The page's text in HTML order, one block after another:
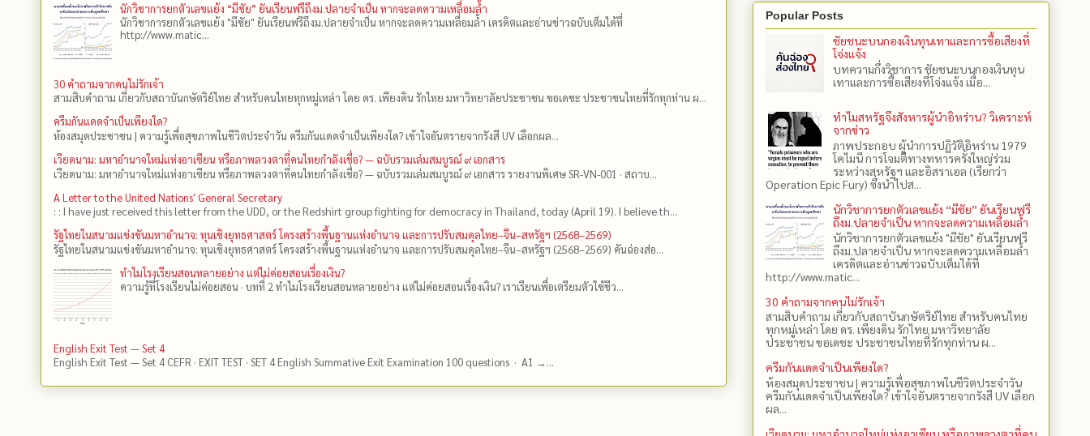
นักวิชาการยกตัวเลขแย้ง “มีชัย” ยันเรียนฟรีถึงม.ปลายจำเป็น หากจะลดความเหลื่อมล้ำ
นักวิชาการยกตัวเลขแย้ง "มีชัย" ยันเรียนฟรีถึงม.ปลายจำเป็น หากจะลดความเหลื่อมล้ำ เครดิตและอ่านข่าวฉบับเต็มได้ที่
http://www.matic...
30 คำถามจากคนไม่รักเจ้า
สามสิบคำถาม เกี่ยวกับสถาบันกษัตริย์ไทย สำหรับคนไทยทุกหมู่เหล่า โดย ดร.​ เพียงดิน รักไทย มหาวิทยาลัยประชาชน ขอเดชะ ประชาชนไทยที่รักทุกท่าน ผ...
ครีมกันแดดจำเป็นเพียงใด?
ห้องสมุดประชาชน | ความรู้เพื่อสุขภาพในชีวิตประจำวัน ครีมกันแดดจำเป็นเพียงใด? เข้าใจอันตรายจากรังสี UV เลือกผล...
เวียดนาม: มหาอำนาจใหม่แห่งอาเซียน หรือภาพลวงตาที่คนไทยกำลังเชื่อ? — ฉบับรวมเล่มสมบูรณ์ ๙ เอกสาร
เวียดนาม: มหาอำนาจใหม่แห่งอาเซียน หรือภาพลวงตาที่คนไทยกำลังเชื่อ? — ฉบับรวมเล่มสมบูรณ์ ๙ เอกสาร รายงานพิเศษ SR-VN-001 · สถาบ...
A Letter to the United Nations' General Secretary
: : I have just received this letter from the UDD, or the Redshirt group fighting for democracy in Thailand, today (April 19). I believe th...
รัฐไทยในสนามแข่งขันมหาอำนาจ: ทุนเชิงยุทธศาสตร์ โครงสร้างพื้นฐานแห่งอำนาจ และการปรับสมดุลไทย–จีน–สหรัฐฯ (2568–2569)
รัฐไทยในสนามแข่งขันมหาอำนาจ: ทุนเชิงยุทธศาสตร์ โครงสร้างพื้นฐานแห่งอำนาจ และการปรับสมดุลไทย–จีน–สหรัฐฯ (2568–2569) คันฉ่องส่อ...
ทำไมโรงเรียนสอนหลายอย่าง แต่ไม่ค่อยสอนเรื่องเงิน?
ความรู้ที่โรงเรียนไม่ค่อยสอน · บทที่ 2 ทำไมโรงเรียนสอนหลายอย่าง แต่ไม่ค่อยสอนเรื่องเงิน? เราเรียนเพื่อเตรียมตัวใช้ชีว...
English Exit Test — Set 4
English Exit Test — Set 4 CEFR · EXIT TEST · SET 4 English Summative Exit Examination 100 questions · A1 →...
Popular Posts
ชัยชนะบนกองเงินทุนเทาและการซื้อเสียงที่
โจ่งแจ้ง
บทความกึ่งวิชาการ ชัยชนะบนกองเงินทุน
เทาและการซื้อเสียงที่โจ่งแจ้ง เมื่อ...
ทำไมสหรัฐจึงสังหารผู้นำอิหร่าน? วิเคราะห์
จากข่าว
ภาพประกอบ ผู้นำการปฏิวัติอิหร่าน 1979
โคไมนี การโจมตีทางทหารครั้งใหญ่ร่วม
ระหว่างสหรัฐฯ และอิสราเอล (เรียกว่า
Operation Epic Fury) ซึ่งนำไปส...
นักวิชาการยกตัวเลขแย้ง “มีชัย” ยันเรียนฟรี
ถึงม.ปลายจำเป็น หากจะลดความเหลื่อมล้ำ
นักวิชาการยกตัวเลขแย้ง "มีชัย" ยันเรียนฟรี
ถึงม.ปลายจำเป็น หากจะลดความเหลื่อมล้ำ
เครดิตและอ่านข่าวฉบับเต็มได้ที่
http://www.matic...
30 คำถามจากคนไม่รักเจ้า
สามสิบคำถาม เกี่ยวกับสถาบันกษัตริย์ไทย สำหรับคนไทย
ทุกหมู่เหล่า โดย ดร.​ เพียงดิน รักไทย มหาวิทยาลัย
ประชาชน ขอเดชะ ประชาชนไทยที่รักทุกท่าน ผ...
ครีมกันแดดจำเป็นเพียงใด?
ห้องสมุดประชาชน | ความรู้เพื่อสุขภาพในชีวิตประจำวัน
ครีมกันแดดจำเป็นเพียงใด? เข้าใจอันตรายจากรังสี UV เลือก
ผล...